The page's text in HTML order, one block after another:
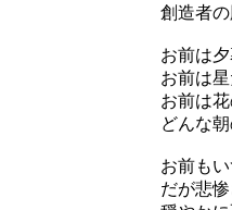
創造者
お前は
お前は
お前は
どんな
お前も
だが悲